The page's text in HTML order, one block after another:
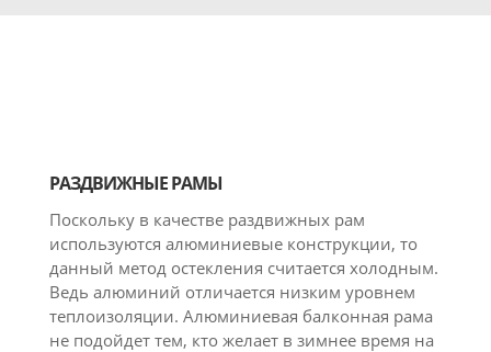
РАЗДВИЖНЫЕ РАМЫ
Поскольку в качестве раздвижных рам
используются алюминиевые конструкции, то
данный метод остекления считается холодным.
Ведь алюминий отличается низким уровнем
теплоизоляции. Алюминиевая балконная рама
не подойдет тем, кто желает в зимнее время на